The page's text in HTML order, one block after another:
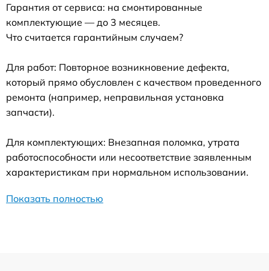
Гарантия от сервиса: на смонтированные
комплектующие — до 3 месяцев.
Что считается гарантийным случаем?
Для работ: Повторное возникновение дефекта,
который прямо обусловлен с качеством проведенного
ремонта (например, неправильная установка
запчасти).
Для комплектующих: Внезапная поломка, утрата
работоспособности или несоответствие заявленным
характеристикам при нормальном использовании.
Показать полностью